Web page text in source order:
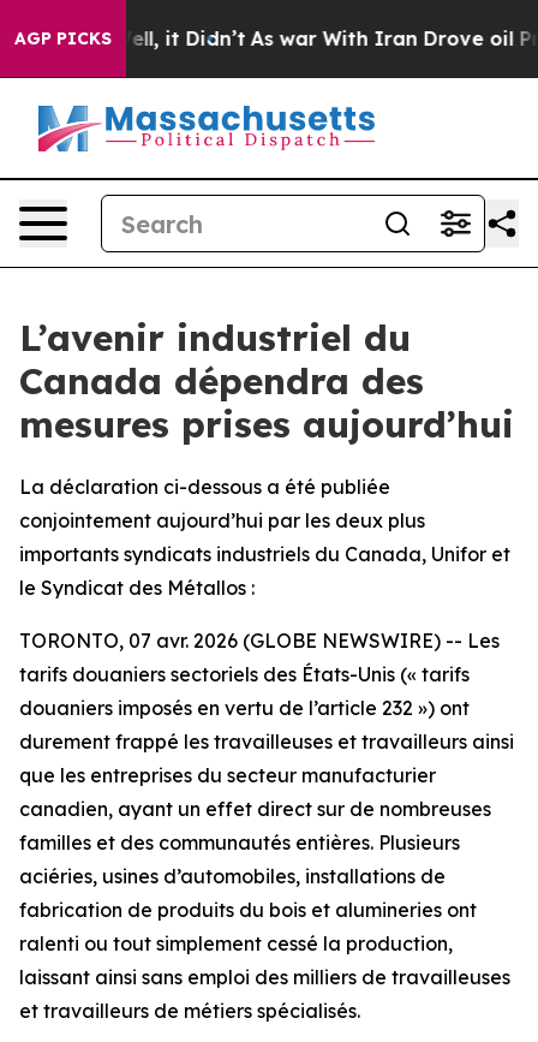
AGP PICKS
Well, it Didn’t As war With Iran Drove oil Prices
L’avenir industriel du
Canada dépendra des
mesures prises aujourd’hui
La déclaration ci-dessous a été publiée
conjointement aujourd’hui par les deux plus
importants syndicats industriels du Canada, Unifor et
le Syndicat des Métallos :
TORONTO, 07 avr. 2026 (GLOBE NEWSWIRE) -- Les
tarifs douaniers sectoriels des États-Unis (« tarifs
douaniers imposés en vertu de l’article 232 ») ont
durement frappé les travailleuses et travailleurs ainsi
que les entreprises du secteur manufacturier
canadien, ayant un effet direct sur de nombreuses
familles et des communautés entières. Plusieurs
aciéries, usines d’automobiles, installations de
fabrication de produits du bois et alumineries ont
ralenti ou tout simplement cessé la production,
laissant ainsi sans emploi des milliers de travailleuses
et travailleurs de métiers spécialisés.